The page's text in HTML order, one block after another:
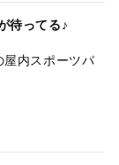
待ってる♪
屋内スポーツパ